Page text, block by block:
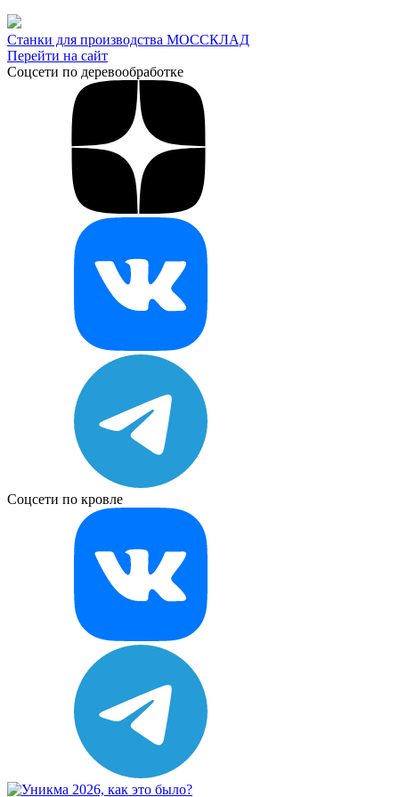
Станки для производства МОССКЛАД
Перейти на сайт
Соцсети по деревообработке
Соцсети по кровле